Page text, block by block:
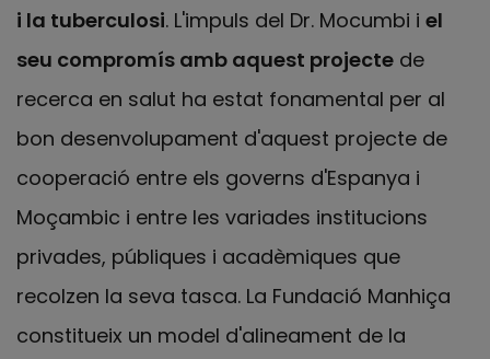
i la tuberculosi. L'impuls del Dr. Mocumbi i el
seu compromís amb aquest projecte de
recerca en salut ha estat fonamental per al
bon desenvolupament d'aquest projecte de
cooperació entre els governs d'Espanya i
Moçambic i entre les variades institucions
privades, públiques i acadèmiques que
recolzen la seva tasca. La Fundació Manhiça
constitueix un model d'alineament de la